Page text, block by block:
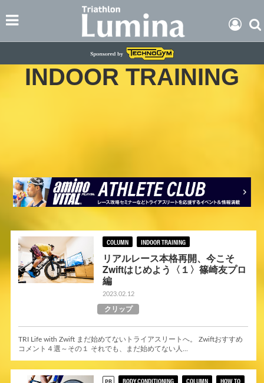
INDOOR TRAINING
COLUMN INDOOR TRAINING
リアルレース本格再開、今こそ
Zwiftはじめよう〈１〉篠崎友プロ
編
2023.02.12
クリップ
TRI Life with Zwift まだ始めてないトライアスリートへ。 Zwiftおすすめ
コメント４選～その１ それでも、まだ始めてない人...
BODY CONDITIONING COLUMN
HOW TO